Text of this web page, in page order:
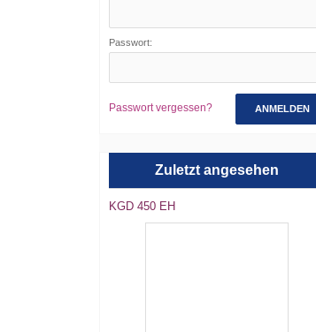
Passwort:
Passwort vergessen? ANMELDEN
Zuletzt angesehen
KGD 450 EH